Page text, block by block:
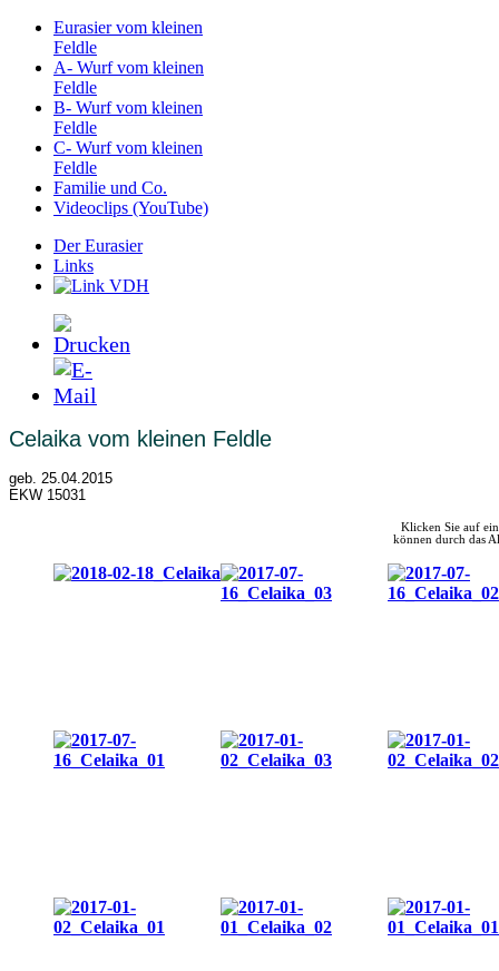
Eurasier vom kleinen
Feldle
A- Wurf vom kleinen
Feldle
B- Wurf vom kleinen
Feldle
C- Wurf vom kleinen
Feldle
Familie und Co.
Videoclips (YouTube)
Der Eurasier
Links
Celaika vom kleinen Feldle
geb. 25.04.2015
EKW 15031
Klicken Sie auf
können durch das